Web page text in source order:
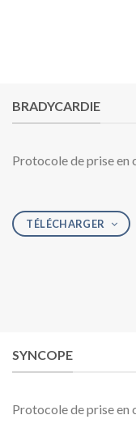
BRADYCARDIE
Protocole de prise en
TÉLÉCHARGER
SYNCOPE
Protocole de prise en